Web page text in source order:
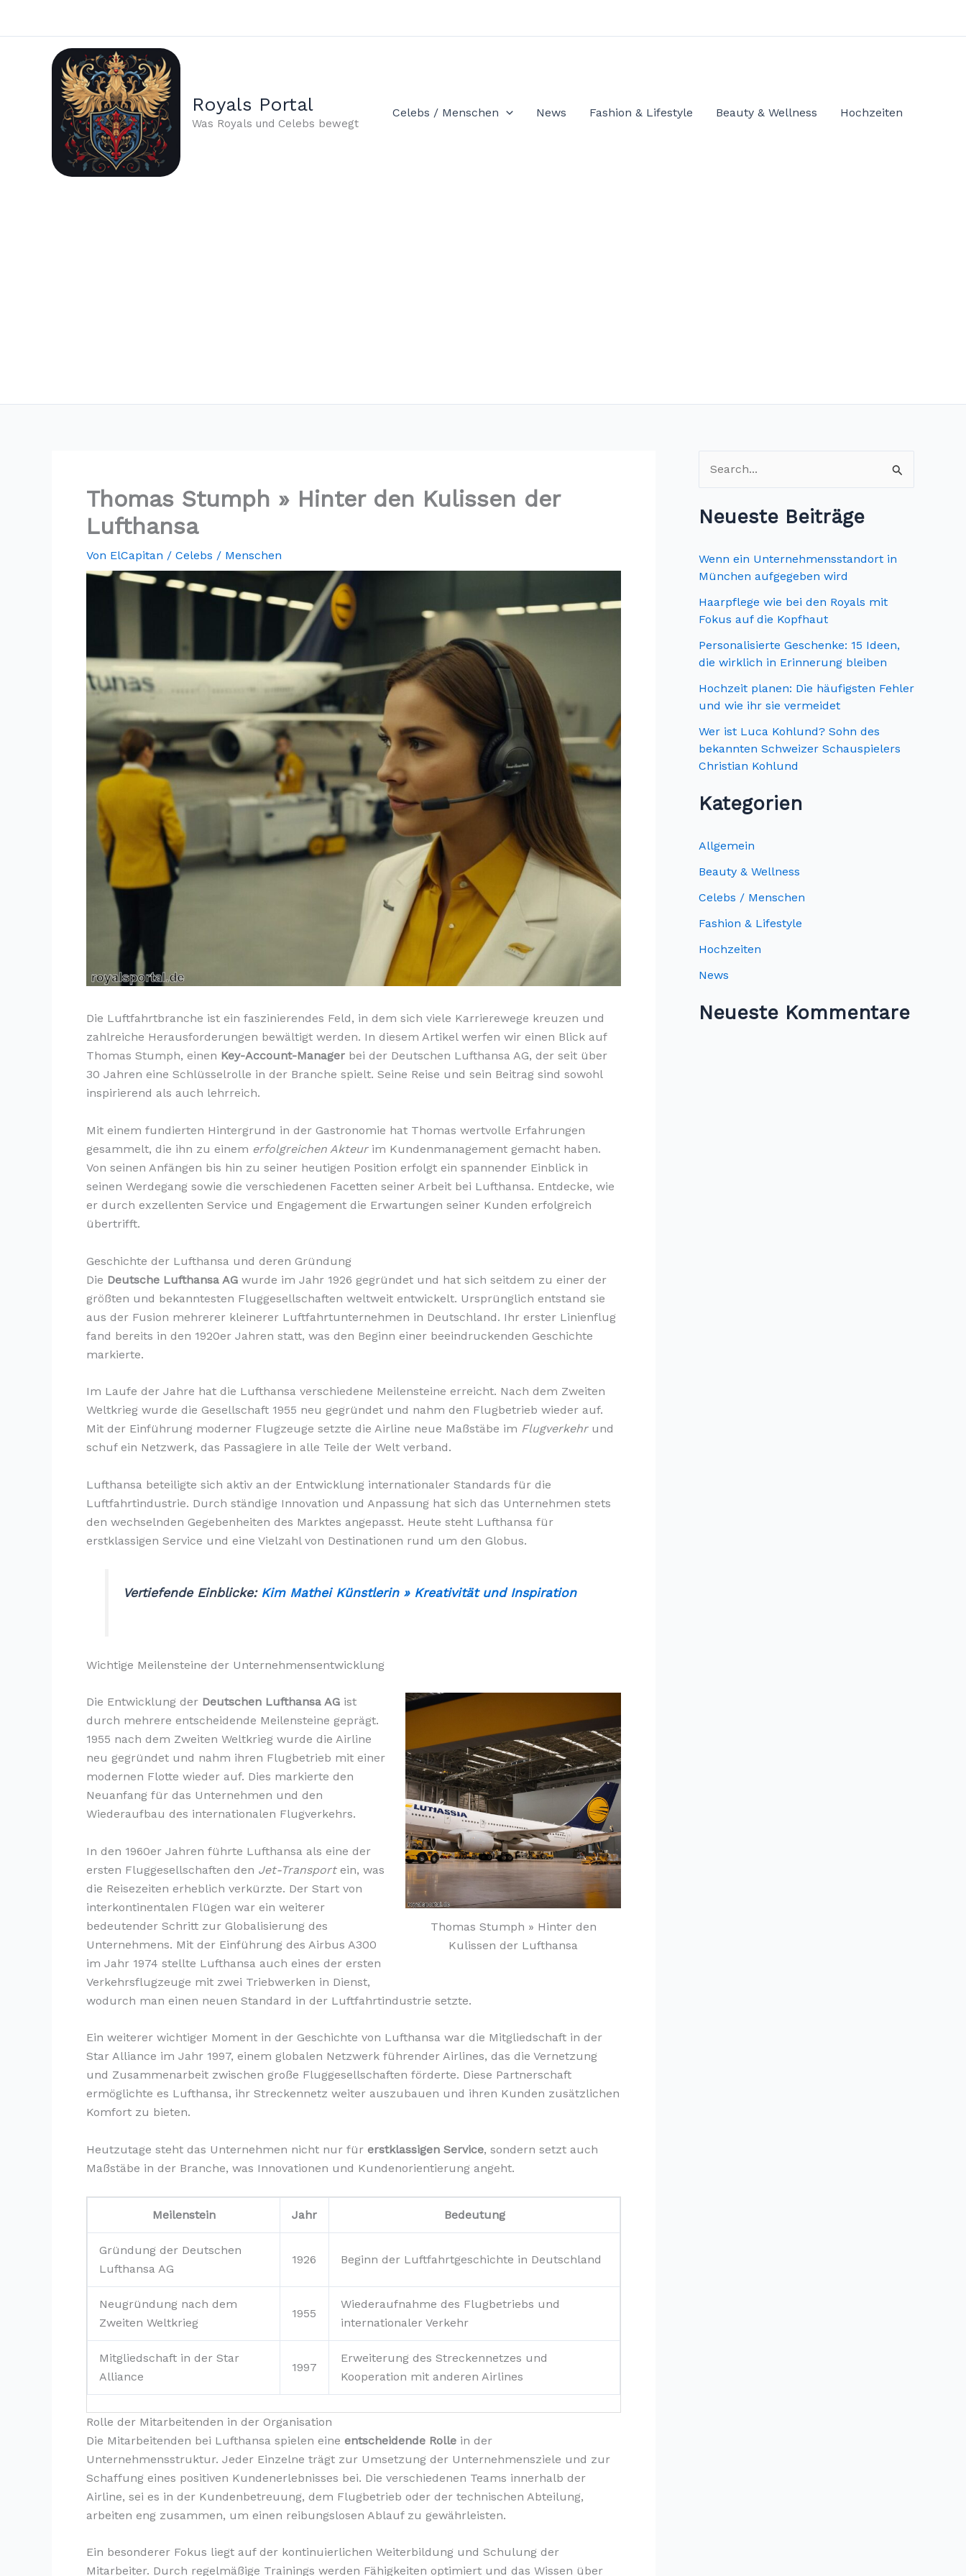
Royals Portal
Was Royals und Celebs bewegt
Celebs / Menschen News Fashion & Lifestyle Beauty & Wellness Hochzeiten
Thomas Stumph » Hinter den Kulissen der
Lufthansa
Von ElCapitan / Celebs / Menschen
Die Luftfahrtbranche ist ein faszinierendes Feld, in dem sich viele Karrierewege kreuzen und
zahlreiche Herausforderungen bewältigt werden. In diesem Artikel werfen wir einen Blick auf
Thomas Stumph, einen Key-Account-Manager bei der Deutschen Lufthansa AG, der seit über
30 Jahren eine Schlüsselrolle in der Branche spielt. Seine Reise und sein Beitrag sind sowohl
inspirierend als auch lehrreich.
Mit einem fundierten Hintergrund in der Gastronomie hat Thomas wertvolle Erfahrungen
gesammelt, die ihn zu einem erfolgreichen Akteurim Kundenmanagement gemacht haben.
Von seinen Anfängen bis hin zu seiner heutigen Position erfolgt ein spannender Einblick in
seinen Werdegang sowie die verschiedenen Facetten seiner Arbeit bei Lufthansa. Entdecke, wie
er durch exzellenten Service und Engagement die Erwartungen seiner Kunden erfolgreich
übertrifft.
Geschichte der Lufthansa und deren Gründung
Die Deutsche Lufthansa AG wurde im Jahr 1926 gegründet und hat sich seitdem zu einer der
größten und bekanntesten Fluggesellschaften weltweit entwickelt. Ursprünglich entstand sie
aus der Fusion mehrerer kleinerer Luftfahrtunternehmen in Deutschland. Ihr erster Linienflug
fand bereits in den 1920er Jahren statt, was den Beginn einer beeindruckenden Geschichte
markierte.
Im Laufe der Jahre hat die Lufthansa verschiedene Meilensteine erreicht. Nach dem Zweiten
Weltkrieg wurde die Gesellschaft 1955 neu gegründet und nahm den Flugbetrieb wieder auf.
Mit der Einführung moderner Flugzeuge setzte die Airline neue Maßstäbe im Flugverkehrund
schuf ein Netzwerk, das Passagiere in alle Teile der Welt verband.
Lufthansa beteiligte sich aktiv an der Entwicklung internationaler Standards für die
Luftfahrtindustrie. Durch ständige Innovation und Anpassung hat sich das Unternehmen stets
den wechselnden Gegebenheiten des Marktes angepasst. Heute steht Lufthansa für
erstklassigen Service und eine Vielzahl von Destinationen rund um den Globus.
Vertiefende Einblicke: Kim Mathei Künstlerin » Kreativität und Inspiration
Wichtige Meilensteine der Unternehmensentwicklung
Thomas Stumph » Hinter den
Kulissen der Lufthansa
Die Entwicklung der Deutschen Lufthansa AG ist
durch mehrere entscheidende Meilensteine geprägt.
1955 nach dem Zweiten Weltkrieg wurde die Airline
neu gegründet und nahm ihren Flugbetrieb mit einer
modernen Flotte wieder auf. Dies markierte den
Neuanfang für das Unternehmen und den
Wiederaufbau des internationalen Flugverkehrs.
In den 1960er Jahren führte Lufthansa als eine der
ersten Fluggesellschaften den Jet-Transportein, was
die Reisezeiten erheblich verkürzte. Der Start von
interkontinentalen Flügen war ein weiterer
bedeutender Schritt zur Globalisierung des
Unternehmens. Mit der Einführung des Airbus A300
im Jahr 1974 stellte Lufthansa auch eines der ersten
Verkehrsflugzeuge mit zwei Triebwerken in Dienst,
wodurch man einen neuen Standard in der Luftfahrtindustrie setzte.
Ein weiterer wichtiger Moment in der Geschichte von Lufthansa war die Mitgliedschaft in der
Star Alliance im Jahr 1997, einem globalen Netzwerk führender Airlines, das die Vernetzung
und Zusammenarbeit zwischen große Fluggesellschaften förderte. Diese Partnerschaft
ermöglichte es Lufthansa, ihr Streckennetz weiter auszubauen und ihren Kunden zusätzlichen
Komfort zu bieten.
Heutzutage steht das Unternehmen nicht nur für erstklassigen Service, sondern setzt auch
Maßstäbe in der Branche, was Innovationen und Kundenorientierung angeht.
Meilenstein Jahr Bedeutung
Gründung der Deutschen
Lufthansa AG
1926 Beginn der Luftfahrtgeschichte in Deutschland
Neugründung nach dem
Zweiten Weltkrieg
1955
Wiederaufnahme des Flugbetriebs und
internationaler Verkehr
Mitgliedschaft in der Star
Alliance
1997
Erweiterung des Streckennetzes und
Kooperation mit anderen Airlines
Rolle der Mitarbeitenden in der Organisation
Die Mitarbeitenden bei Lufthansa spielen eine entscheidende Rolle in der
Unternehmensstruktur. Jeder Einzelne trägt zur Umsetzung der Unternehmensziele und zur
Schaffung eines positiven Kundenerlebnisses bei. Die verschiedenen Teams innerhalb der
Airline, sei es in der Kundenbetreuung, dem Flugbetrieb oder der technischen Abteilung,
arbeiten eng zusammen, um einen reibungslosen Ablauf zu gewährleisten.
Ein besonderer Fokus liegt auf der kontinuierlichen Weiterbildung und Schulung der
Mitarbeiter. Durch regelmäßige Trainings werden Fähigkeiten optimiert und das Wissen über
u
c
e
n
n
a
c
h
:
Neueste Beiträge
Wenn ein Unternehmensstandort in
München aufgegeben wird
Haarpflege wie bei den Royals mit
Fokus auf die Kopfhaut
Personalisierte Geschenke: 15 Ideen,
die wirklich in Erinnerung bleiben
Hochzeit planen: Die häufigsten Fehler
und wie ihr sie vermeidet
Wer ist Luca Kohlund? Sohn des
bekannten Schweizer Schauspielers
Christian Kohlund
Kategorien
Allgemein
Beauty & Wellness
Celebs / Menschen
Fashion & Lifestyle
Hochzeiten
News
Neueste Kommentare